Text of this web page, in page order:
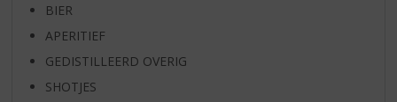
BIER
APERITIEF
GEDISTILLEERD OVERIG
SHOTJES